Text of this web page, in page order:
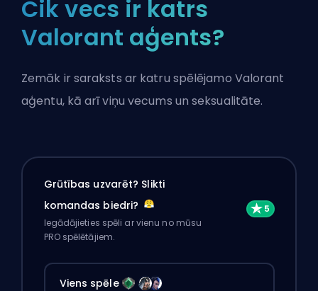
Cik vecs ir katrs
Valorant aģents?
Zemāk ir saraksts ar katru spēlējamo Valorant
aģentu, kā arī viņu vecums un seksualitāte.
Grūtības uzvarēt? Slikti
komandas biedri?
Iegādājieties spēli ar vienu no mūsu
PRO spēlētājiem.
Viens spēle